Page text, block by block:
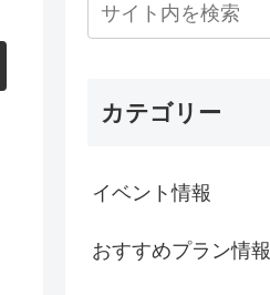
カテゴリー
イベント情報
おすすめプラン情報